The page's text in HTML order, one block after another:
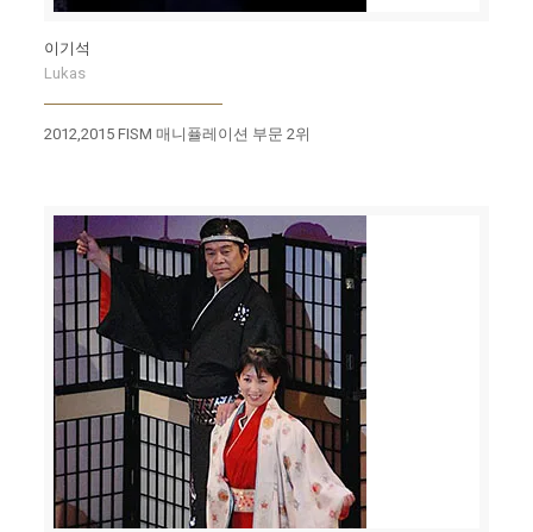
이기석
Lukas
2012,2015 FISM 매니퓰레이션 부문 2위